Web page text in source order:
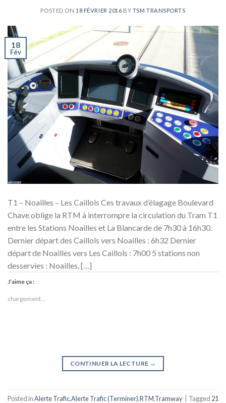
POSTED ON 18 FÉVRIER 2016 BY TSM TRANSPORTS
18
Fév
T1 – Noailles – Les Caillols Ces travaux d’élagage Boulevard
Chave oblige la RTM à interrompre la circulation du Tram T1
entre les Stations Noailles et La Blancarde de 7h30 à 16h30.
Dernier départ des Caillols vers Noailles : 6h32 Dernier
départ de Noailles vers Les Caillols : 7h00 5 stations non
desservies : Noailles, […]
J’aime ça :
chargement…
CONTINUER LA LECTURE →
Posted inAlerte Trafic,Alerte Trafic (Terminer),RTM,Tramway | Tagged 21